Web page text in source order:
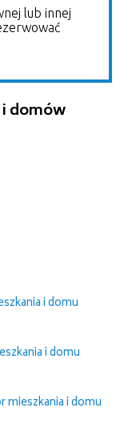
lub innej
domów
i domu
i domu
mieszkania i domu